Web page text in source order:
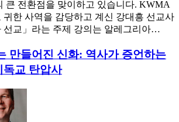
큰 전환점을 맞이하고 있습니다. KWMA
귀한 사역을 감당하고 계신 강대흥 선교사
선교」라는 주제 강의는 알레그리아…
만들어진 신화: 역사가 증언하는
독교 탄압사